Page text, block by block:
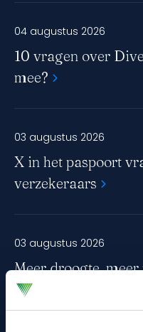
maken van de
04 augustus 2026
10 vragen over
mee?
03 augustus 2026
X in het paspoort
verzekeraars
03 augustus 2026
Meer droogte,
verzekeringen in